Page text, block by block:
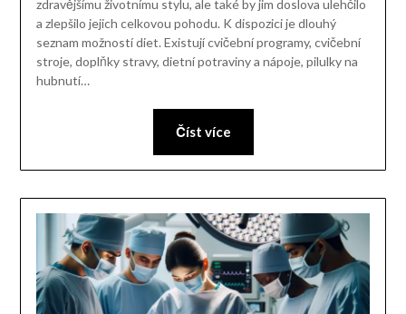
zdravějšímu životnímu stylu, ale také by jim doslova ulehčilo
a zlepšilo jejich celkovou pohodu. K dispozici je dlouhý
seznam možností diet. Existují cvičební programy, cvičební
stroje, doplňky stravy, dietní potraviny a nápoje, pilulky na
hubnutí…
Číst více